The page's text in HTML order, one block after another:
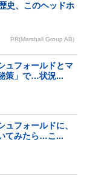
史、このヘッドホ
PR(Marshall Group AB)
ュフォールドとマ
策」で…状況...
フォールドに、
てみたら…こ...